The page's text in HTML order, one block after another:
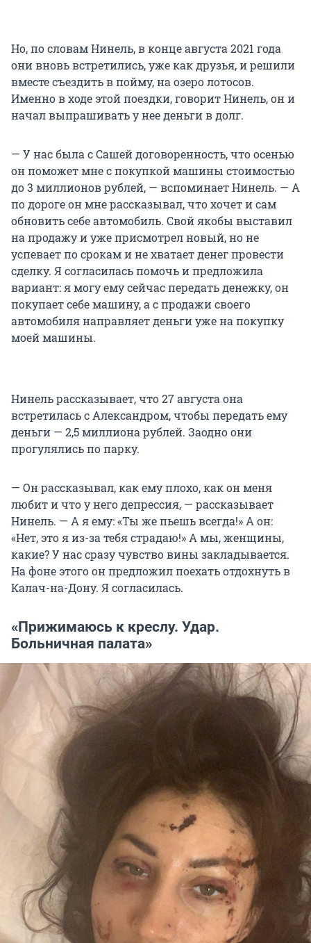
Но, по словам Нинель, в конце августа 2021 года
они вновь встретились, уже как друзья, и решили
вместе съездить в пойму, на озеро лотосов.
Именно в ходе этой поездки, говорит Нинель, он и
начал выпрашивать у нее деньги в долг.
— У нас была с Сашей договоренность, что осенью
он поможет мне с покупкой машины стоимостью
до 3 миллионов рублей, — вспоминает Нинель. — А
по дороге он мне рассказывал, что хочет и сам
обновить себе автомобиль. Свой якобы выставил
на продажу и уже присмотрел новый, но не
успевает по срокам и не хватает денег провести
сделку. Я согласилась помочь и предложила
вариант: я могу ему сейчас передать денежку, он
покупает себе машину, а с продажи своего
автомобиля направляет деньги уже на покупку
моей машины.
Нинель рассказывает, что 27 августа она
встретилась с Александром, чтобы передать ему
деньги — 2,5 миллиона рублей. Заодно они
прогулялись по парку.
— Он рассказывал, как ему плохо, как он меня
любит и что у него депрессия, — рассказывает
Нинель. — А я ему: «Ты же пьешь всегда!» А он:
«Нет, это я из-за тебя страдаю!» А мы, женщины,
какие? У нас сразу чувство вины закладывается.
На фоне этого он предложил поехать отдохнуть в
Калач-на-Дону. Я согласилась.
«Прижимаюсь к креслу. Удар.
Больничная палата»